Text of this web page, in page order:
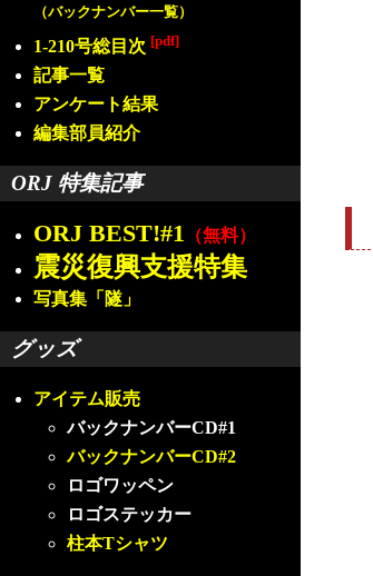
（バックナンバー一覧）
1-210号総目次 [pdf]
記事一覧
アンケート結果
編集部員紹介
ORJ 特集記事
ORJ BEST!#1 （無料）
震災復興支援特集
写真集「隧」
グッズ
アイテム販売
バックナンバーCD#1
バックナンバーCD#2
ロゴワッペン
ロゴステッカー
柱本Tシャツ